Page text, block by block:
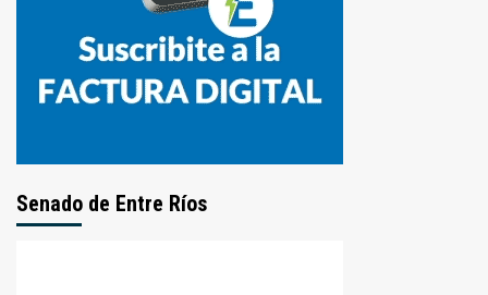
Senado de Entre Ríos